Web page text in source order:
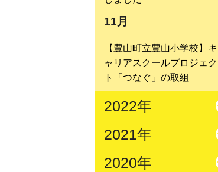
11月
【豊山町立豊山小学校】キ
ャリアスクールプロジェク
ト「つなぐ」の取組
2022年
2021年
2020年